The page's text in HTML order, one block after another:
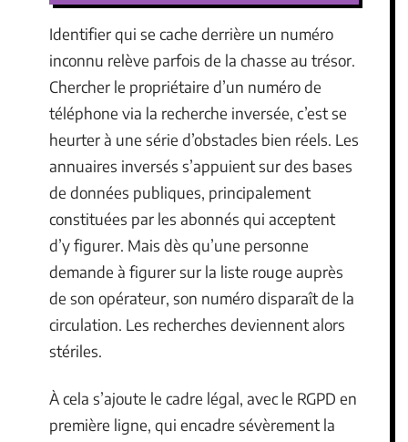
Identifier qui se cache derrière un numéro
inconnu relève parfois de la chasse au trésor.
Chercher le propriétaire d’un numéro de
téléphone via la recherche inversée, c’est se
heurter à une série d’obstacles bien réels. Les
annuaires inversés s’appuient sur des bases
de données publiques, principalement
constituées par les abonnés qui acceptent
d’y figurer. Mais dès qu’une personne
demande à figurer sur la liste rouge auprès
de son opérateur, son numéro disparaît de la
circulation. Les recherches deviennent alors
stériles.
À cela s’ajoute le cadre légal, avec le RGPD en
première ligne, qui encadre sévèrement la